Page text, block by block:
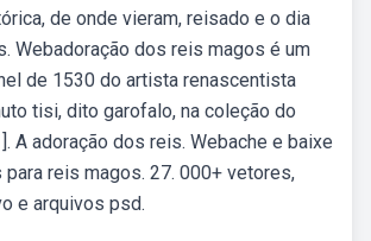
de onde vieram, reisado e o dia
Webadoração dos reis magos é um
de 1530 do artista renascentista
tisi, dito garofalo, na coleção do
A adoração dos reis. Webache e baixe
reis magos. 27. 000+ vetores,
e arquivos psd.